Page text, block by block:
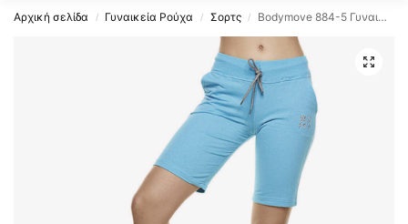
Αρχική σελίδα / Γυναικεία Ρούχα / Σορτς / Bodymove 884-5 Γυναικεία Υφασμάτινη Βερμούδα σε Τιρκουάζ χρώμα